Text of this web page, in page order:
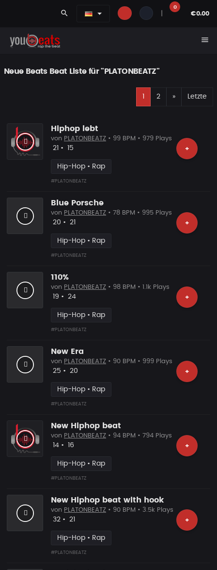
search
0
€0.00
menu
Neue Beats Beat Liste für "PLATONBEATZ"
2 »Nächste
Letzte
Hiphop lebt
+
von PLATONBEATZ • 99 BPM • 979 Plays
Likes
21 • Vorgeschlagen
15
Hip-Hop • Rap
#PLATONBEATZ
Blue Porsche
+
von PLATONBEATZ • 78 BPM • 995 Plays
Likes
20 • Vorgeschlagen
21
Hip-Hop • Rap
#PLATONBEATZ
110%
+
von PLATONBEATZ • 98 BPM • 1.1k Plays
Likes
19 • Vorgeschlagen
24
Hip-Hop • Rap
#PLATONBEATZ
New Era
+
von PLATONBEATZ • 90 BPM • 999 Plays
Likes
25 • Vorgeschlagen
20
Hip-Hop • Rap
#PLATONBEATZ
New Hiphop beat
+
von PLATONBEATZ • 94 BPM • 794 Plays
Likes
14 • Vorgeschlagen
16
Hip-Hop • Rap
#PLATONBEATZ
New Hiphop beat with hook
+
von PLATONBEATZ • 90 BPM • 3.5k Plays
Likes
32 • Vorgeschlagen
21
Hip-Hop • Rap
#PLATONBEATZ